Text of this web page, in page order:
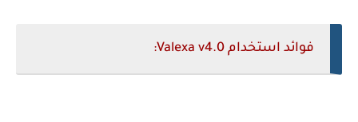
فوائد استخدام Valexa v4.0: